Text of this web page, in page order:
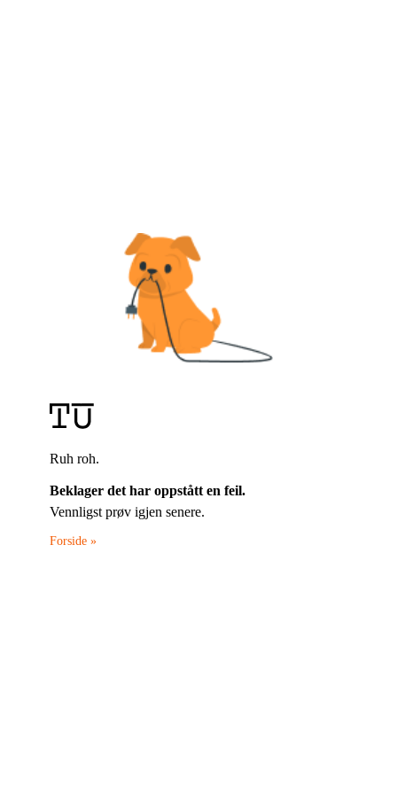
Ruh roh.
Beklager det har oppstått en feil.
Vennligst prøv igjen senere.
Forside »